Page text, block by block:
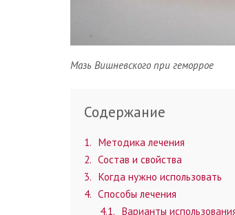
Мазь Вишневского при геморрое
Содержание
1
Методика лечения
2
Состав и свойства
3
Когда нужно использовать
4
Способы лечения
4.1
Варианты